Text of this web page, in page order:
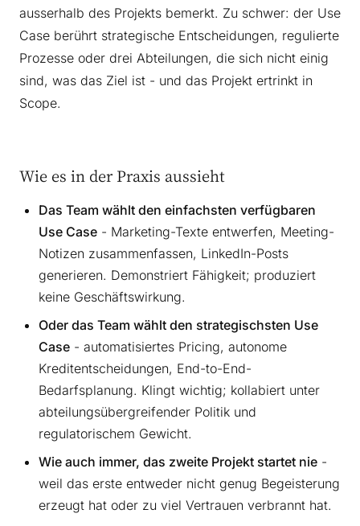
ausserhalb des Projekts bemerkt. Zu schwer: der Use
Case berührt strategische Entscheidungen, regulierte
Prozesse oder drei Abteilungen, die sich nicht einig
sind, was das Ziel ist - und das Projekt ertrinkt in
Scope.
Wie es in der Praxis aussieht
Das Team wählt den einfachsten verfügbaren
Use Case - Marketing-Texte entwerfen, Meeting-
Notizen zusammenfassen, LinkedIn-Posts
generieren. Demonstriert Fähigkeit; produziert
keine Geschäftswirkung.
Oder das Team wählt den strategischsten Use
Case - automatisiertes Pricing, autonome
Kreditentscheidungen, End-to-End-
Bedarfsplanung. Klingt wichtig; kollabiert unter
abteilungsübergreifender Politik und
regulatorischem Gewicht.
Wie auch immer, das zweite Projekt startet nie -
weil das erste entweder nicht genug Begeisterung
erzeugt hat oder zu viel Vertrauen verbrannt hat.